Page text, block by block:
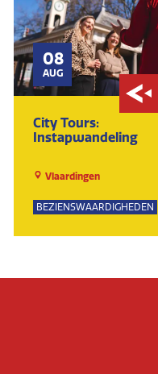
08
AUG
City Tours:
Instapwandeling
Vlaardingen
BEZIENSWAARDIGHEDEN